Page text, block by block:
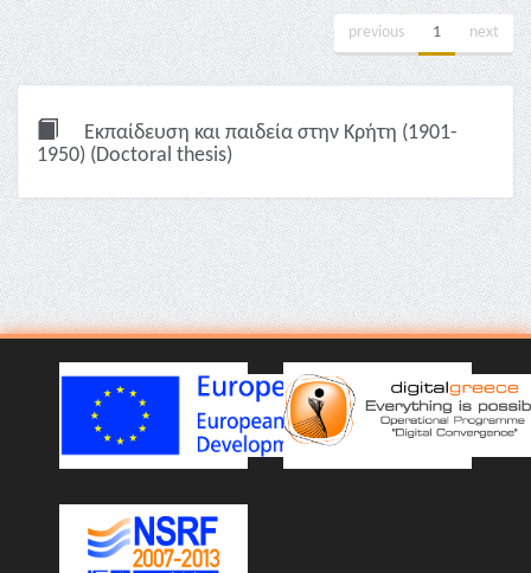
previous 1 next
Εκπαίδευση και παιδεία στην Κρήτη (1901-
1950) (Doctoral thesis)